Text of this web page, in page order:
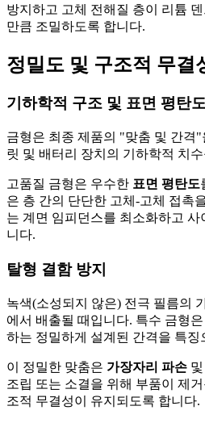
방지하고 고체 전해질 층이 리튬
만큼 조밀하도록 합니다.
정밀도 및 구조적 무결
기하학적 구조 및 표면 평탄
금형은 최종 제품의 "맞춤 및 간격
릿 및 배터리 장치의 기하학적 치
고품질 금형은 우수한 표면 평탄도
은 층 간의 단단한 고체-고체 접촉
는 계면 임피던스를 최소화하고
니다.
탈형 결함 방지
녹색(소성되지 않은) 전극 필름의
에서 배출될 때입니다. 특수 금형
하는 정밀하게 설계된 간격을 특징
이 정밀한 맞춤은 가장자리 파손
조립 또는 소결을 위해 부품이 제
조적 무결성이 유지되도록 합니다.